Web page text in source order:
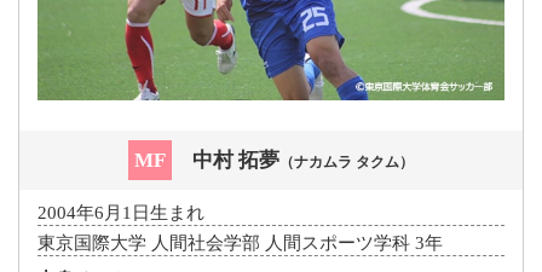
MF 中村 拓夢 （ナカムラ タクム）
2004年6月1日生まれ
東京国際大学 人間社会学部 人間スポーツ学科 3年